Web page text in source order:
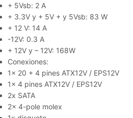
+ 5Vsb: 2 A
+ 3.3V y + 5V + y 5Vsb: 83 W
+ 12 V: 14 A
-12V: 0.3 A
+ 12V y – 12V: 168W
Conexiones:
1x 20 + 4 pines ATX12V / EPS12V
1x 4 pines ATX12V / EPS12V
2x SATA
2x 4-pole molex